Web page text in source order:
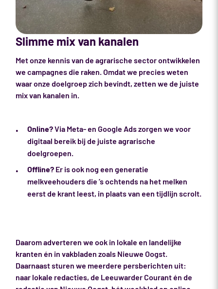
Slimme mix van kanalen
Met onze kennis van de agrarische sector ontwikkelen
we campagnes die raken. Omdat we precies weten
waar onze doelgroep zich bevindt, zetten we de juiste
mix van kanalen in.
Online?Via Meta- en Google Ads zorgen we voor
digitaal bereik bij de juiste agrarische
doelgroepen.
Offline? Er is ook nog een generatie
melkveehouders die ’s ochtends na het melken
eerst de krant leest, in plaats van een tijdlijn scrolt.
Daarom adverteren we ook in lokale en landelijke
kranten én in vakbladen zoals Nieuwe Oogst.
Daarnaast sturen we meerdere persberichten uit:
naar lokale redacties, de Leeuwarder Courant én de